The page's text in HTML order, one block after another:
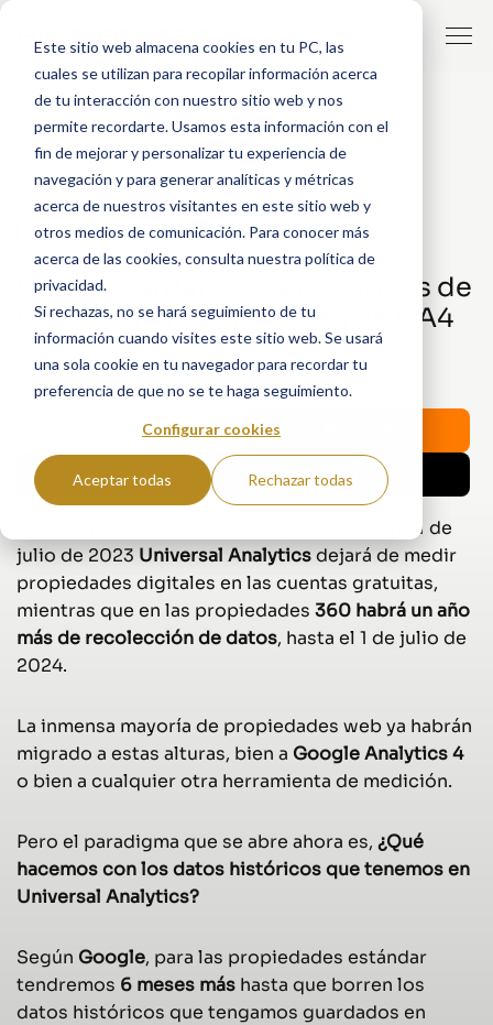
Este sitio web almacena cookies en tu PC, las
cuales se utilizan para recopilar información acerca
de tu interacción con nuestro sitio web y nos
permite recordarte. Usamos esta información con el
fin de mejorar y personalizar tu experiencia de
navegación y para generar analíticas y métricas
acerca de nuestros visitantes en este sitio web y
otros medios de comunicación. Para conocer más
acerca de las cookies, consulta nuestra política de
privacidad.
Si rechazas, no se hará seguimiento de tu
información cuando visites este sitio web. Se usará
una sola cookie en tu navegador para recordar tu
preferencia de que no se te haga seguimiento.
Configurar cookies
Aceptar todas Rechazar todas
20 ABRIL, 2023 PORLAURA CLOQUELL
GOOGLE ANALYTICS GOOGLE ANALYTICS 4 ANALYTICS
Cómo guardar datos históricos de
Universal Analytics antes de GA4
Share with AI:
ChatGPT
Perplexity
, el próximo 1 de
julio de 2023 Universal Analyticsdejará de medir
propiedades digitales en las cuentas gratuitas,
mientras que en las propiedades 360 habrá un año
más de recolección de datos, hasta el 1 de julio de
2024.
La inmensa mayoría de propiedades web ya habrán
migrado a estas alturas, bien a Google Analytics 4
o bien a cualquier otra herramienta de medición.
Pero el paradigma que se abre ahora es, ¿Qué
hacemos con los datos históricos que tenemos en
Universal Analytics?
Según Google, para las propiedades estándar
tendremos 6 meses más hasta que borren los
datos históricos que tengamos guardados en